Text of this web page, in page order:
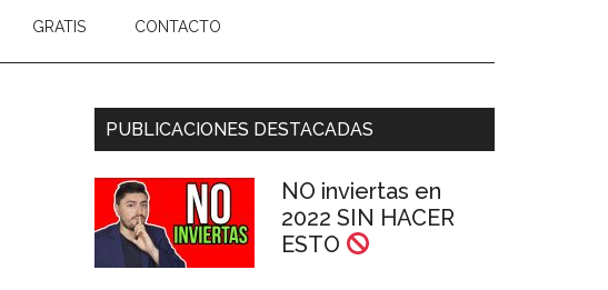
GRATIS CONTACTO
Barra
principal
PUBLICACIONES DESTACADAS
NO inviertas en
2022 SIN HACER
ESTO